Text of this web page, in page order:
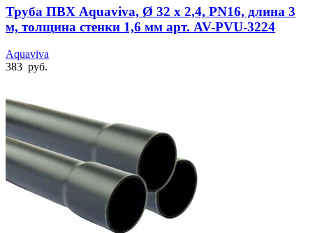
Труба ПВХ Aquaviva, Ø 32 x 2,4, PN16, длина 3
м, толщина стенки 1,6 мм арт. AV-PVU-3224
Aquaviva
383 руб.